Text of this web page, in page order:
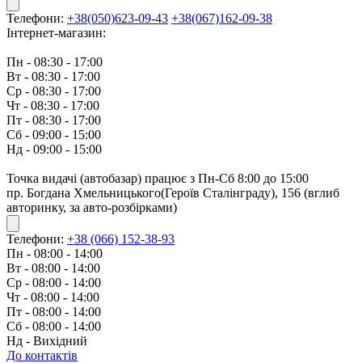
Телефони: +38(050)623-09-43 +38(067)162-09-38
Інтернет-магазин:
Пн - 08:30 - 17:00
Вт - 08:30 - 17:00
Ср - 08:30 - 17:00
Чт - 08:30 - 17:00
Пт - 08:30 - 17:00
Сб - 09:00 - 15:00
Нд - 09:00 - 15:00
Точка видачі (автобазар) працює з Пн-Сб 8:00 до 15:00
пр. Богдана Хмельницького(Героїв Сталінграду), 156 (вглиб
авторинку, за авто-розбірками)
Телефони: +38 (066) 152-38-93
Пн - 08:00 - 14:00
Вт - 08:00 - 14:00
Ср - 08:00 - 14:00
Чт - 08:00 - 14:00
Пт - 08:00 - 14:00
Сб - 08:00 - 14:00
Нд - Вихідний
До контактів